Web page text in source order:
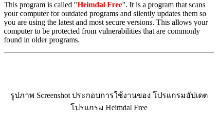
This program is called "Heimdal Free". It is a program that scans
your computer for outdated programs and silently updates them so
you are using the latest and most secure versions. This allows your
computer to be protected from vulnerabilities that are commonly
found in older programs.
รูปภาพ Screenshot ประกอบการใช้งานของ โปรแกรมอัปเดต
โปรแกรม Heimdal Free